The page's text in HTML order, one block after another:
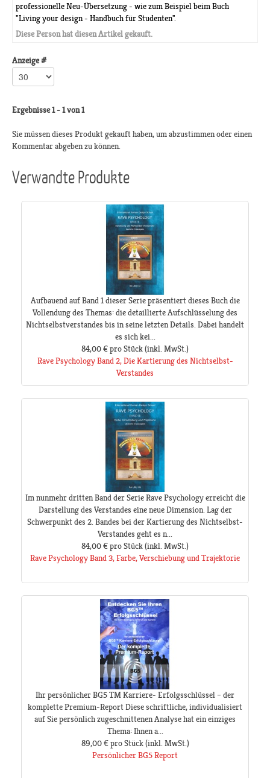
professionelle Neu-Übersetzung - wie zum Beispiel beim Buch
"Living your design - Handbuch für Studenten".
Diese Person hat diesen Artikel gekauft.
Anzeige #
Ergebnisse 1 - 1 von 1
Sie müssen dieses Produkt gekauft haben, um abzustimmen oder einen
Kommentar abgeben zu können.
Verwandte Produkte
Aufbauend auf Band 1 dieser Serie präsentiert dieses Buch die
Vollendung des Themas: die detaillierte Aufschlüsselung des
Nichtselbstverstandes bis in seine letzten Details. Dabei handelt
es sich kei...
84,00 €pro Stück(inkl. MwSt.)
Rave Psychology Band 2, Die Kartierung des Nichtselbst-
Verstandes
Im nunmehr dritten Band der Serie Rave Psychology erreicht die
Darstellung des Verstandes eine neue Dimension. Lag der
Schwerpunkt des 2. Bandes bei der Kartierung des Nichtselbst-
Verstandes geht es n...
84,00 €pro Stück(inkl. MwSt.)
Rave Psychology Band 3, Farbe, Verschiebung und Trajektorie
Ihr persönlicher BG5 TM Karriere- Erfolgsschlüssel – der
komplette Premium-Report Diese schriftliche, individualisiert
auf Sie persönlich zugeschnittenen Analyse hat ein einziges
Thema: Ihnen a...
89,00 € pro Stück(inkl. MwSt.)
Persönlicher BG5 Report